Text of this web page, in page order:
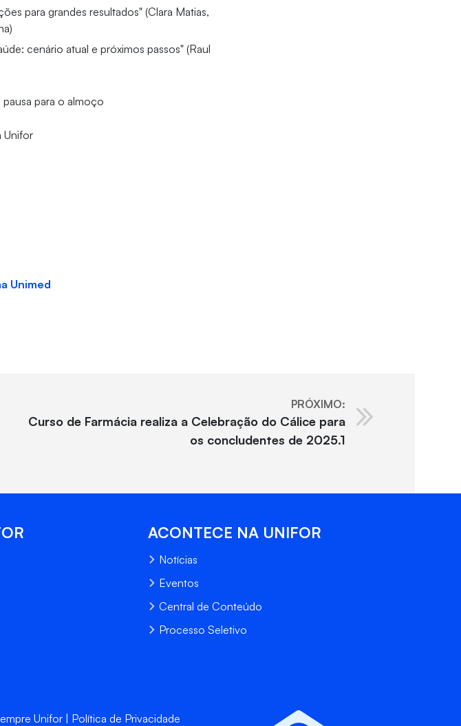
para grandes resultados" (Clara Matias,
cenário atual e próximos passos" (Raul
para o almoço
Unifor
Unimed
PRÓXIMO:
Curso de Farmácia realiza a Celebração do Cálice para
os concludentes de 2025.1
ACONTECE NA UNIFOR
Notícias
Eventos
Central de Conteúdo
Processo Seletivo
Unifor Política de Privacidade